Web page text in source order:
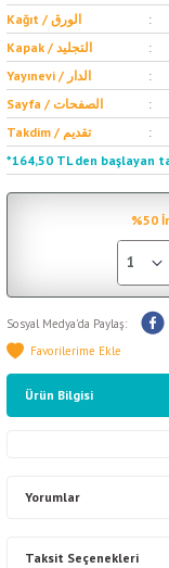
Kağıt / الورق
Kapak / التجليد
Yayınevi / الدار
Sayfa / الصفحات
Takdim / تقديم
*164,50 TL den başlayan
%50
Sosyal Medya'da Paylaş:
Ürün Bilgisi
Yorumlar
Taksit Seçenekleri